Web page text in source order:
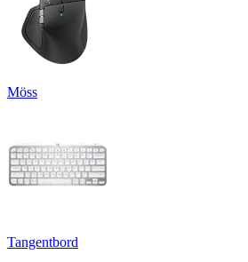
Möss
Tangentbord